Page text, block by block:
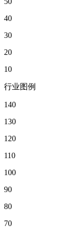
40
30
20
10
行业图例
140
130
120
110
100
90
80
70